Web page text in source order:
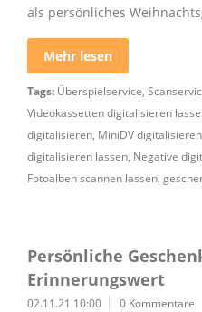
als persönliches
Mehr lesen
Tags: Überspielservice,
Videokassetten digitalisieren
digitalisieren, MiniDV
digitalisieren lassen, Negative
Fotoalben scannen lassen,
Persönliche
Erinnerungswert
02.11.21 10:00 0 Kommentare